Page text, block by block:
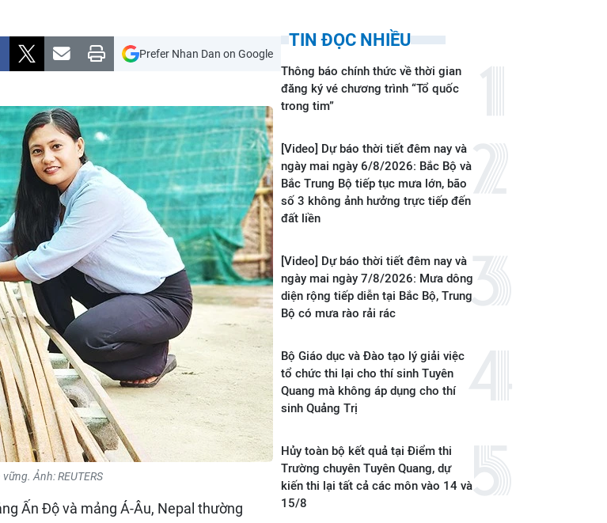
Prefer Nhan Dan on Google
Ảnh: REUTERS
Ấn Độ và mảng Á-Âu, Nepal thường
TIN ĐỌC NHIỀU
Thông báo chính thức về thời gian
đăng ký vé chương trình “Tổ quốc
trong tim”
[Video] Dự báo thời tiết đêm nay và
ngày mai ngày 6/8/2026: Bắc Bộ và
Bắc Trung Bộ tiếp tục mưa lớn, bão
số 3 không ảnh hưởng trực tiếp đến
đất liền
[Video] Dự báo thời tiết đêm nay và
ngày mai ngày 7/8/2026: Mưa dông
diện rộng tiếp diễn tại Bắc Bộ, Trung
Bộ có mưa rào rải rác
Bộ Giáo dục và Đào tạo lý giải việc
tổ chức thi lại cho thí sinh Tuyên
Quang mà không áp dụng cho thí
sinh Quảng Trị
Hủy toàn bộ kết quả tại Điểm thi
Trường chuyên Tuyên Quang, dự
kiến thi lại tất cả các môn vào 14 và
15/8